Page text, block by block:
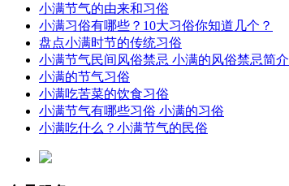
小满节气的由来和习俗
小满习俗有哪些？10大习俗你知道几个？
盘点小满时节的传统习俗
小满节气民间风俗禁忌 小满的风俗禁忌简介
小满的节气习俗
小满吃苦菜的饮食习俗
小满节气有哪些习俗 小满的习俗
小满吃什么？小满节气的民俗